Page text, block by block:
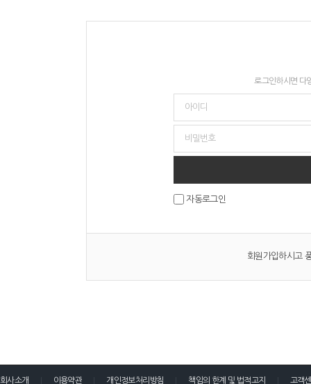
로그인하시면 다
자동로그인
회원가입하시고
회사소개 이용약관 개인정보처리방침 책임의 한계 및 법적고지 고객